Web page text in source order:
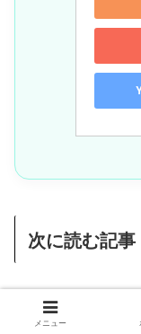
次に読む記事
呼吸困難の尺度を
をどのように記録
メニュー